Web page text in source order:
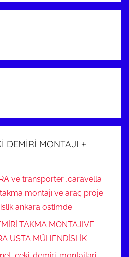
DEMİRİ MONTAJI +
ve transporter ,caravella
montajı ve araç proje
ankara ostimde
TAKMA MONTAJIVE
USTA MÜHENDİSLİK